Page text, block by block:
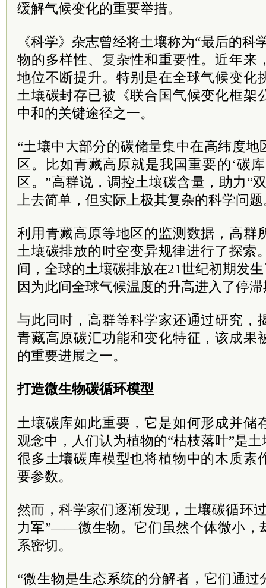
缓解气候变化的重要举措。
《科学》杂志曾经将土壤称为“最后的科
物的多样性、复杂性和重要性。近年来
地位不断提升。特别是在全球气候变化
土壤碳封存已被《联合国气候变化框架
中和的关键途径之一。
“土壤中大部分的碳储量集中在高纬度
区。比如青藏高原就是我国重要的‘碳
区。”高群说，调控土壤碳含量，助力“
上去简单，但实际上极其复杂的科学问
利用青藏高原等地区的监测数据，高群
土壤碳排放的时空变异规律进行了探索
间，全球的土壤碳排放在21世纪初期发
因为此间全球气候温度的升高进入了停
与此同时，高群等科学家还通过研究，
青藏高原碳汇功能和变化特征，该成果
的重要进展之一。
打造微生物碳循环模型
土壤碳库如此重要，它是如何形成并储
观念中，人们认为植物的“枯枝落叶”是
很多土壤碳库模型也将植物中的木质素
要参数。
然而，科学家们逐渐发现，土壤碳循环
力军”——微生物。它们虽然个体微小，
系密切。
“微生物是生态系统的分解者，它们通